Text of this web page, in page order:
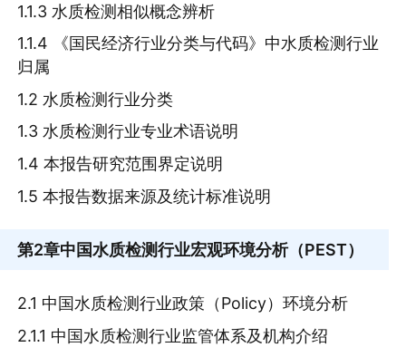
1.1.3 水质检测相似概念辨析
1.1.4 《国民经济行业分类与代码》中水质检测行业
归属
1.2 水质检测行业分类
1.3 水质检测行业专业术语说明
1.4 本报告研究范围界定说明
1.5 本报告数据来源及统计标准说明
第2章中国水质检测行业宏观环境分析（PEST）
2.1 中国水质检测行业政策（Policy）环境分析
2.1.1 中国水质检测行业监管体系及机构介绍